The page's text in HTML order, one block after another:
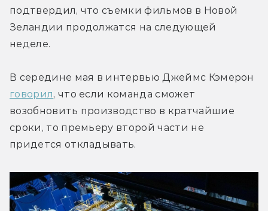
подтвердил, что съемки фильмов в Новой
Зеландии продолжатся на следующей
неделе.
говорил, что если команда сможет
возобновить производство в кратчайшие
сроки, то премьеру второй части не
придется откладывать.